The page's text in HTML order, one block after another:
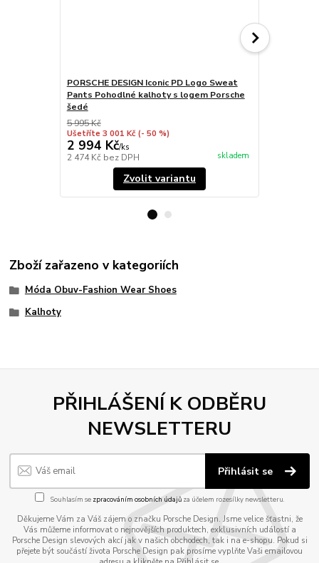
PORSCHE DESIGN Iconic PD Logo Sweat
Pants Pohodlné kalhoty s logem Porsche
šedé
5 995 Kč
Ušetříte 3 001 Kč (- 50 %)
2 994 Kč/ks
2 474 Kč bez DPH skladem
Zvolit variantu
Zboží zařazeno v kategoriích
Móda Obuv-Fashion Wear Shoes
Kalhoty
PŘIHLÁŠENÍ K ODBĚRU
NEWSLETTERU
Přihlásit se
Souhlasím se zpracováním osobních údajůza účelem rozesílky newsletteru.
Děkujeme Vám za Váš zájem o značku Porsche Design. Jsme velice šťastni, že
Vás můžeme informovat o nejnovějších produktech, exklusivních událostí a
Porsche Design slevových akcí jak v našich obchodech, tak i na e-shopu. Pokud si
přejete být součástí života Porsche Design pak prosíme vyplňte Vaši emailovou